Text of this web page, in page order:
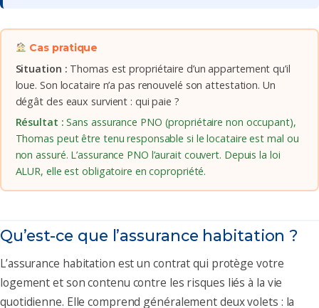
Cas pratique
Situation : Thomas est propriétaire d’un appartement qu’il
loue. Son locataire n’a pas renouvelé son attestation. Un
dégât des eaux survient : qui paie ?
Résultat : Sans assurance PNO (propriétaire non occupant),
Thomas peut être tenu responsable si le locataire est mal ou
non assuré. L’assurance PNO l’aurait couvert. Depuis la loi
ALUR, elle est obligatoire en copropriété.
Qu’est-ce que l’assurance habitation ?
L’assurance habitation est un contrat qui protège votre
logement et son contenu contre les risques liés à la vie
quotidienne. Elle comprend généralement deux volets : la